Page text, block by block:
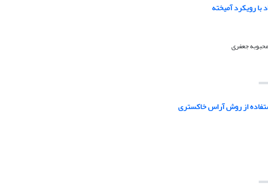
رویکرد آمیخته
جعفری
از روش آراس خاکستری